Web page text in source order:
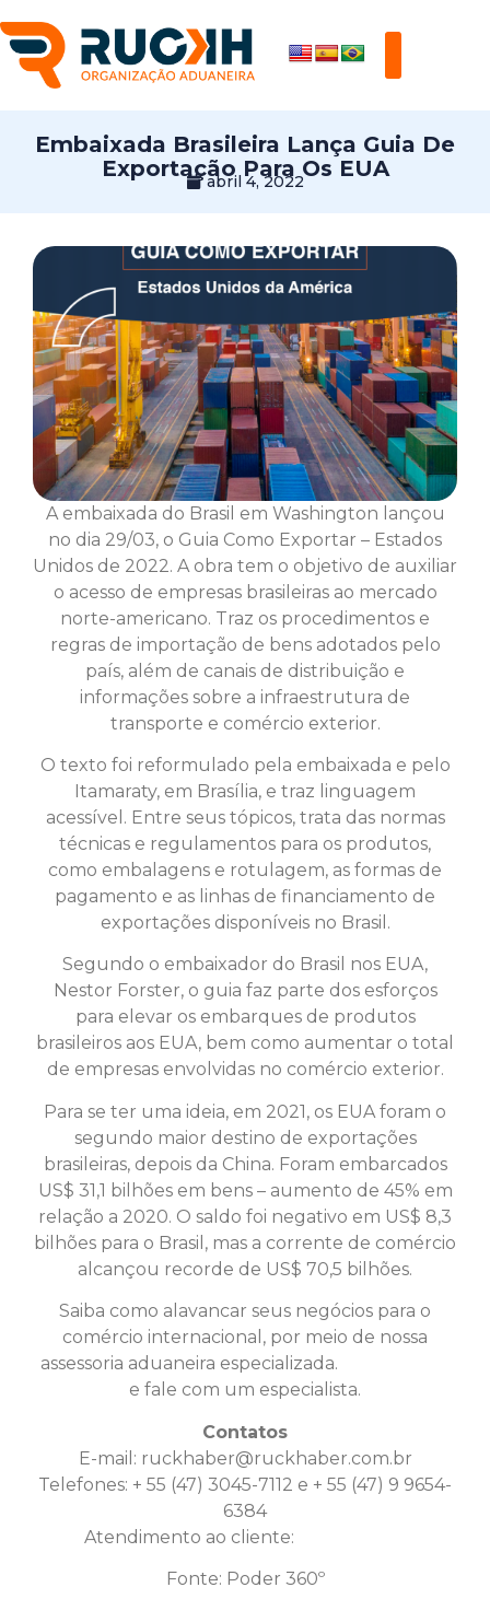
Embaixada Brasileira Lança Guia De
Exportação Para Os EUA
abril 4, 2022
A embaixada do Brasil em Washington lançou
no dia 29/03, o Guia Como Exportar – Estados
Unidos de 2022. A obra tem o objetivo de auxiliar
o acesso de empresas brasileiras ao mercado
norte-americano. Traz os procedimentos e
regras de importação de bens adotados pelo
país, além de canais de distribuição e
informações sobre a infraestrutura de
transporte e comércio exterior.
O texto foi reformulado pela embaixada e pelo
Itamaraty, em Brasília, e traz linguagem
acessível. Entre seus tópicos, trata das normas
técnicas e regulamentos para os produtos,
como embalagens e rotulagem, as formas de
pagamento e as linhas de financiamento de
exportações disponíveis no Brasil.
Segundo o embaixador do Brasil nos EUA,
Nestor Forster, o guia faz parte dos esforços
para elevar os embarques de produtos
brasileiros aos EUA, bem como aumentar o total
de empresas envolvidas no comércio exterior.
Para se ter uma ideia, em 2021, os EUA foram o
segundo maior destino de exportações
brasileiras, depois da China. Foram embarcados
US$ 31,1 bilhões em bens – aumento de 45% em
relação a 2020. O saldo foi negativo em US$ 8,3
bilhões para o Brasil, mas a corrente de comércio
alcançou recorde de US$ 70,5 bilhões.
Saiba como alavancar seus negócios para o
comércio internacional, por meio de nossa
assessoria aduaneira especializada.
e fale com um especialista.
Contatos
E-mail: ruckhaber@ruckhaber.com.br
Telefones: + 55 (47) 3045-7112 e + 55 (47) 9 9654-
6384
Atendimento ao cliente:
Fonte: Poder 360º